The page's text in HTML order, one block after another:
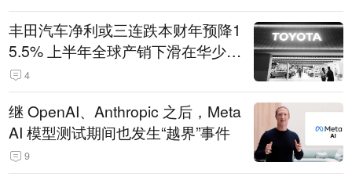
丰田汽车净利或三连跌本财年预降1
5.5% 上半年全球产销下滑在华少卖
14.3万辆
4
继 OpenAI、Anthropic 之后，Meta
AI 模型测试期间也发生“越界”事件
9